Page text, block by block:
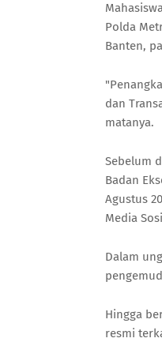
Polda
Banten,
dan
matanya.
Sebelum
Badan
Agustus
Media
Dalam
Hingga
resmi